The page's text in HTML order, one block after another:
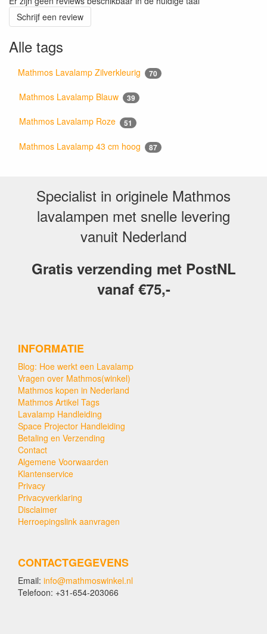
Schrijf een review
Alle tags
Mathmos Lavalamp Zilverkleurig 70
Mathmos Lavalamp Blauw 39
Mathmos Lavalamp Roze 51
Mathmos Lavalamp 43 cm hoog 87
Specialist in originele Mathmos
lavalampen met snelle levering
vanuit Nederland
Gratis verzending met PostNL
vanaf €75,-
INFORMATIE
Blog: Hoe werkt een Lavalamp
Vragen over Mathmos(winkel)
Mathmos kopen in Nederland
Mathmos Artikel Tags
Lavalamp Handleiding
Space Projector Handleiding
Betaling en Verzending
Contact
Algemene Voorwaarden
Klantenservice
Privacy
Privacyverklaring
Disclaimer
Herroepingslink aanvragen
CONTACTGEGEVENS
Email: info@mathmoswinkel.nl
Telefoon: +31-654-203066